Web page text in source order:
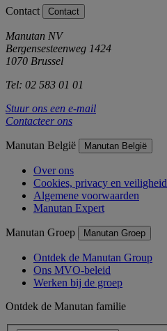
Contact Contact
Manutan NV
Bergensesteenweg 1424
1070 Brussel
Tel: 02 583 01 01
Stuur ons een e-mail
Contacteer ons
Manutan België Manutan België
Over ons
Cookies, privacy en veiligheid
Algemene voorwaarden
Manutan Expert
Manutan Groep Manutan Groep
Ontdek de Manutan Group
Ons MVO-beleid
Werken bij de groep
Ontdek de Manutan familie